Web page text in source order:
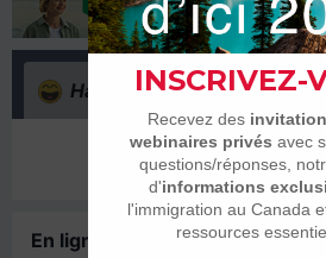
Haha (0)
Il n’y a encore
En ligne récemment0 membre